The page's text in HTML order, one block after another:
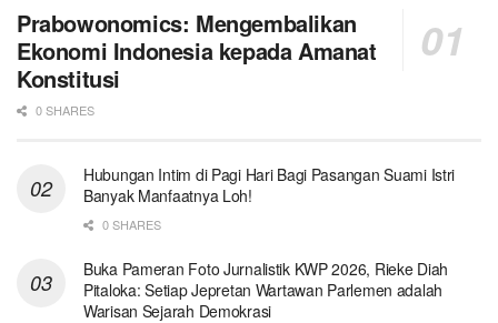
Prabowonomics: Mengembalikan
Ekonomi Indonesia kepada Amanat
Konstitusi
0 SHARES
Hubungan Intim di Pagi Hari Bagi Pasangan Suami Istri
Banyak Manfaatnya Loh!
0 SHARES
Buka Pameran Foto Jurnalistik KWP 2026, Rieke Diah
Pitaloka: Setiap Jepretan Wartawan Parlemen adalah
Warisan Sejarah Demokrasi